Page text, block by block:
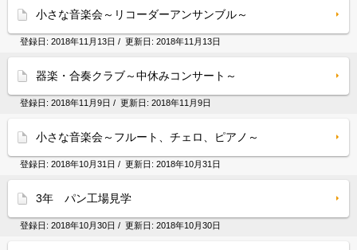
小さな音楽会～リコーダーアンサンブル～
登録日: 2018年11月13日 / 更新日: 2018年11月13日
器楽・合奏クラブ～中休みコンサート～
登録日: 2018年11月9日 / 更新日: 2018年11月9日
小さな音楽会～フルート、チェロ、ピアノ～
登録日: 2018年10月31日 / 更新日: 2018年10月31日
3年 パン工場見学
登録日: 2018年10月30日 / 更新日: 2018年10月30日